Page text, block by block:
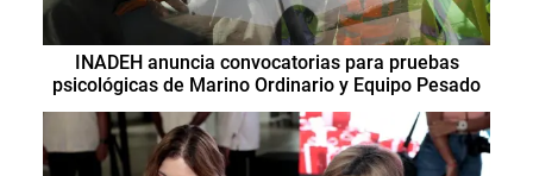
INADEH anuncia convocatorias para pruebas
psicológicas de Marino Ordinario y Equipo Pesado